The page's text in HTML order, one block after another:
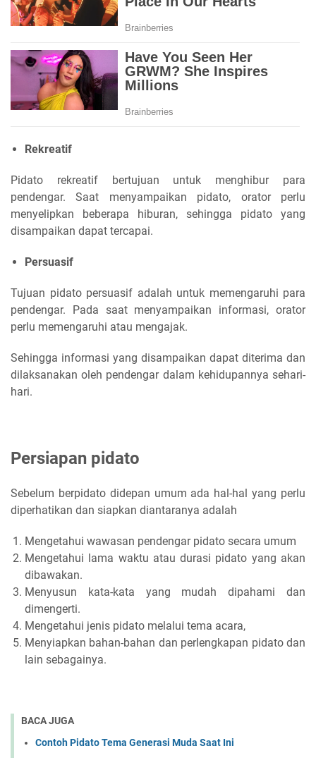
Rekreatif
Pidato rekreatif bertujuan untuk menghibur para
pendengar. Saat menyampaikan pidato, orator perlu
menyelipkan beberapa hiburan, sehingga pidato yang
disampaikan dapat tercapai.
Persuasif
Tujuan pidato persuasif adalah untuk memengaruhi para
pendengar. Pada saat menyampaikan informasi, orator
perlu memengaruhi atau mengajak.
Sehingga informasi yang disampaikan dapat diterima dan
dilaksanakan oleh pendengar dalam kehidupannya sehari-
hari.
Persiapan pidato
Sebelum berpidato didepan umum ada hal-hal yang perlu
diperhatikan dan siapkan diantaranya adalah
Mengetahui wawasan pendengar pidato secara umum
Mengetahui lama waktu atau durasi pidato yang akan
dibawakan.
Menyusun kata-kata yang mudah dipahami dan
dimengerti.
Mengetahui jenis pidato melalui tema acara,
Menyiapkan bahan-bahan dan perlengkapan pidato dan
lain sebagainya.
BACA JUGA
Contoh Pidato Tema Generasi Muda Saat Ini